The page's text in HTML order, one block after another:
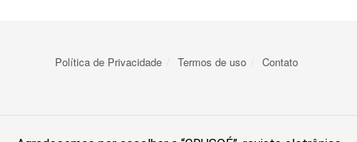
Política de Privacidade Termos de uso Contato